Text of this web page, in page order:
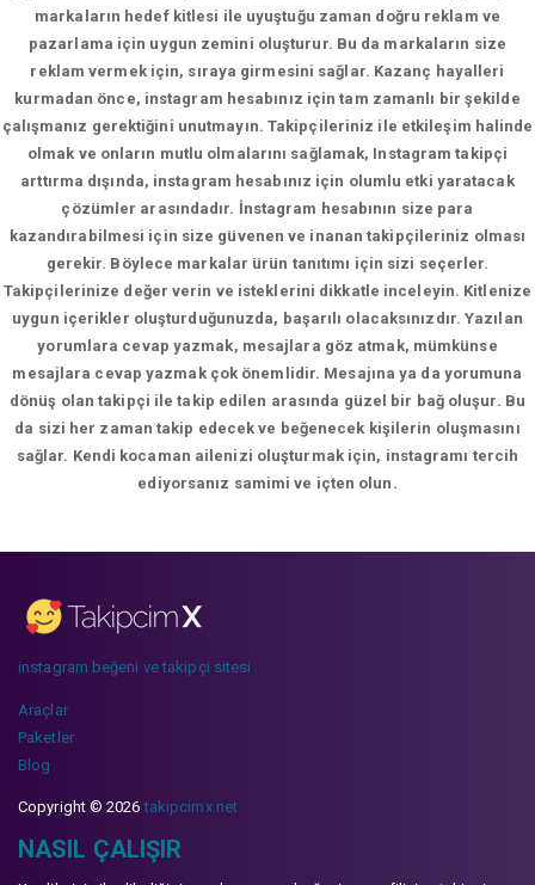
markaların hedef kitlesi ile uyuştuğu zaman doğru reklam ve
pazarlama için uygun zemini oluşturur. Bu da markaların size
reklam vermek için, sıraya girmesini sağlar. Kazanç hayalleri
kurmadan önce, instagram hesabınız için tam zamanlı bir şekilde
çalışmanız gerektiğini unutmayın. Takipçileriniz ile etkileşim halinde
olmak ve onların mutlu olmalarını sağlamak, Instagram takipçi
arttırma dışında, instagram hesabınız için olumlu etki yaratacak
çözümler arasındadır. İnstagram hesabının size para
kazandırabilmesi için size güvenen ve inanan takipçileriniz olması
gerekir. Böylece markalar ürün tanıtımı için sizi seçerler.
Takipçilerinize değer verin ve isteklerini dikkatle inceleyin. Kitlenize
uygun içerikler oluşturduğunuzda, başarılı olacaksınızdır. Yazılan
yorumlara cevap yazmak, mesajlara göz atmak, mümkünse
mesajlara cevap yazmak çok önemlidir. Mesajına ya da yorumuna
dönüş olan takipçi ile takip edilen arasında güzel bir bağ oluşur. Bu
da sizi her zaman takip edecek ve beğenecek kişilerin oluşmasını
sağlar. Kendi kocaman ailenizi oluşturmak için, instagramı tercih
ediyorsanız samimi ve içten olun.
instagram beğeni ve takipçi sitesi
Araçlar
Paketler
Blog
Copyright © 2026takipcimx.net
NASIL ÇALIŞIR